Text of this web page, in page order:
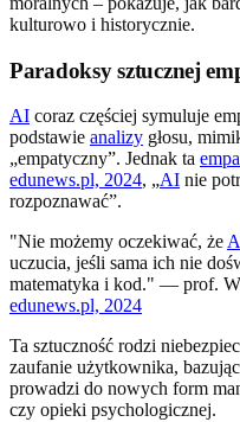
kulturowo i historycznie.
Paradoksy sztucznej
AI coraz częściej symuluje
podstawie analizy głosu,
„empatyczny”. Jednak ta
edunews.pl, 2024, „AI nie
rozpoznawać”.
"Nie możemy oczekiwać, że
uczucia, jeśli sama ich nie
matematyka i kod." — prof.
edunews.pl, 2024
Ta sztuczność rodzi
zaufanie użytkownika,
prowadzi do nowych form
czy opieki psychologicznej.